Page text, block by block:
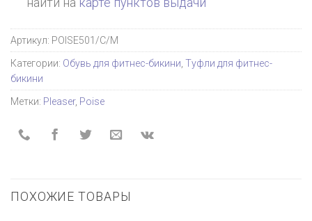
Артикул: POISE501/C/M
Категории: Обувь для фитнес-бикини Туфли для фитнес-
бикини
Метки: Pleaser, Poise
ПОХОЖИЕ ТОВАРЫ